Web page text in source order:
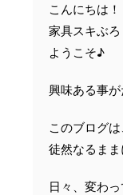
こんにちは！
家具スキぶ
ようこそ♪
興味ある事が
このブログ
徒然なるまま
日々、変わ